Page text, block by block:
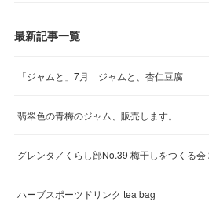
最新記事一覧
「ジャムと」7月 ジャムと、杏仁豆腐
翡翠色の青梅のジャム、販売します。
グレンタ／くらし部No.39 梅干しをつくる会
ハーブスポーツドリンク tea bag